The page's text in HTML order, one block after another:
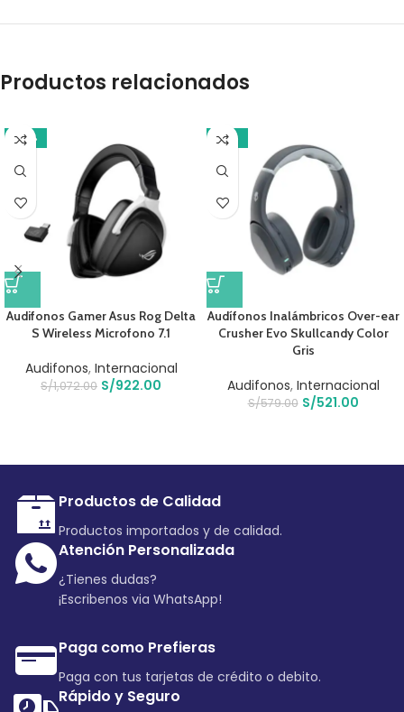
Productos relacionados
-14%
Audifonos Gamer Asus Rog Delta
S Wireless Microfono 7.1
Audifonos, Internacional
S/1,072.00 S/922.00
-10%
Audífonos Inalámbricos Over-ear
Crusher Evo Skullcandy Color
Gris
Audifonos, Internacional
S/579.00 S/521.00
Productos de Calidad
Productos importados y de calidad.
Atención Personalizada
¿Tienes dudas?
¡Escribenos via WhatsApp!
Paga como Prefieras
Paga con tus tarjetas de crédito o debito.
Rápido y Seguro